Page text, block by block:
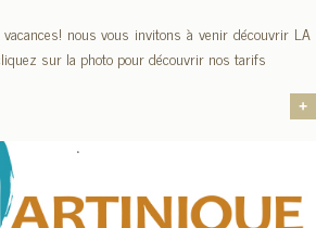
nous vous invitons à venir découvrir LA
sur la photo pour découvrir nos tarifs
+